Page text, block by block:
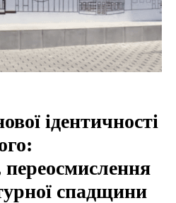
ідентичності
переосмислення
спадщини